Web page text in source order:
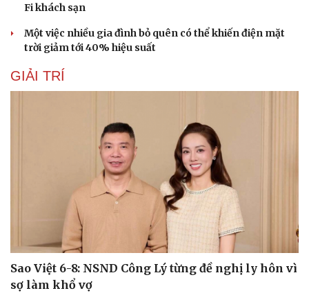
check-in
Podcast
Câu chuyện thời sự
Đọc truyện đêm khuya
Cửa sổ tình yêu
Kể chuyện cho bé
Hạt giống tâm hồn
Fi khách sạn
Một việc nhiều gia đình bỏ quên có thể khiến điện mặt
trời giảm tới 40% hiệu suất
GIẢI TRÍ
Sao Việt 6-8: NSND Công Lý từng đề nghị ly hôn vì
sợ làm khổ vợ